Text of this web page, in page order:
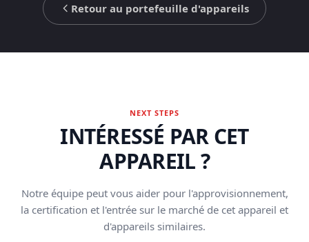
Retour au portefeuille d'appareils
NEXT STEPS
INTÉRESSÉ PAR CET
APPAREIL ?
Notre équipe peut vous aider pour l'approvisionnement,
la certification et l'entrée sur le marché de cet appareil et
d'appareils similaires.